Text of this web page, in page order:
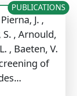
J. ,
S. , Arnould,
, Baeten, V.
of
PUBLICATIONS